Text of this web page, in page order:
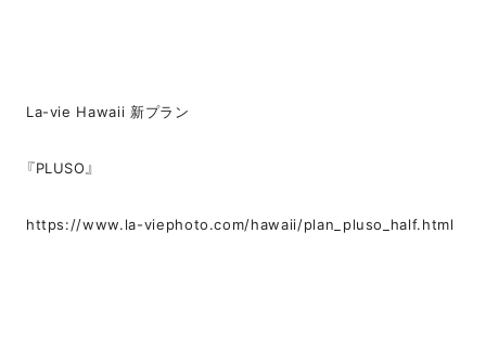
La-vie Hawaii 新プラン
『PLUSO』
https://www.la-viephoto.com/hawaii/plan_pluso_half.html